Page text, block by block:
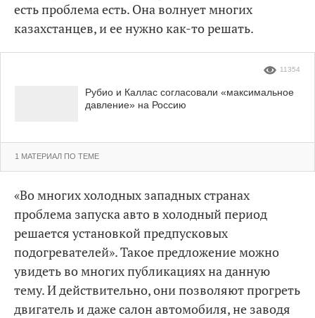
есть проблема есть. Она волнует многих
казахстанцев, и ее нужно как-то решать.
Рубио и Каллас согласовали «максимальное
давление» на Россию
11354
1 МАТЕРИАЛ ПО ТЕМЕ
«Во многих холодных западных странах
проблема запуска авто в холодный период
решается установкой предпусковых
подогревателей». Такое предложение можно
увидеть во многих публикациях на данную
тему. И действительно, они позволяют прогреть
двигатель и даже салон автомобиля, не заводя